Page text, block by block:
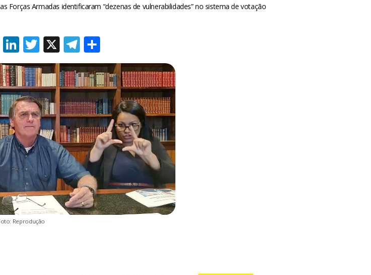
Forças Armadas identificaram “dezenas de vulnerabilidades” no sistema de votação
WhatsApp
LinkedIn
Twitter
X Telegram
Reprodução